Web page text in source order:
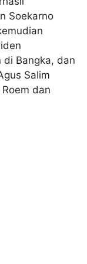
Soekarno
di Bangka, dan
Salim
dan